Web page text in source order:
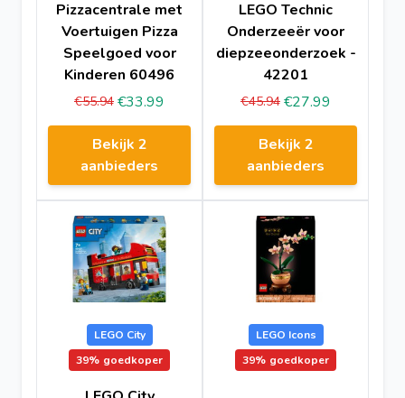
Pizzacentrale met
Voertuigen Pizza
Speelgoed voor
Kinderen 60496
€55.94 €33.99
Bekijk 2
aanbieders
LEGO Technic
Onderzeeër voor
diepzeeonderzoek -
42201
€45.94 €27.99
Bekijk 2
aanbieders
LEGO City
39% goedkoper
LEGO Icons
39% goedkoper